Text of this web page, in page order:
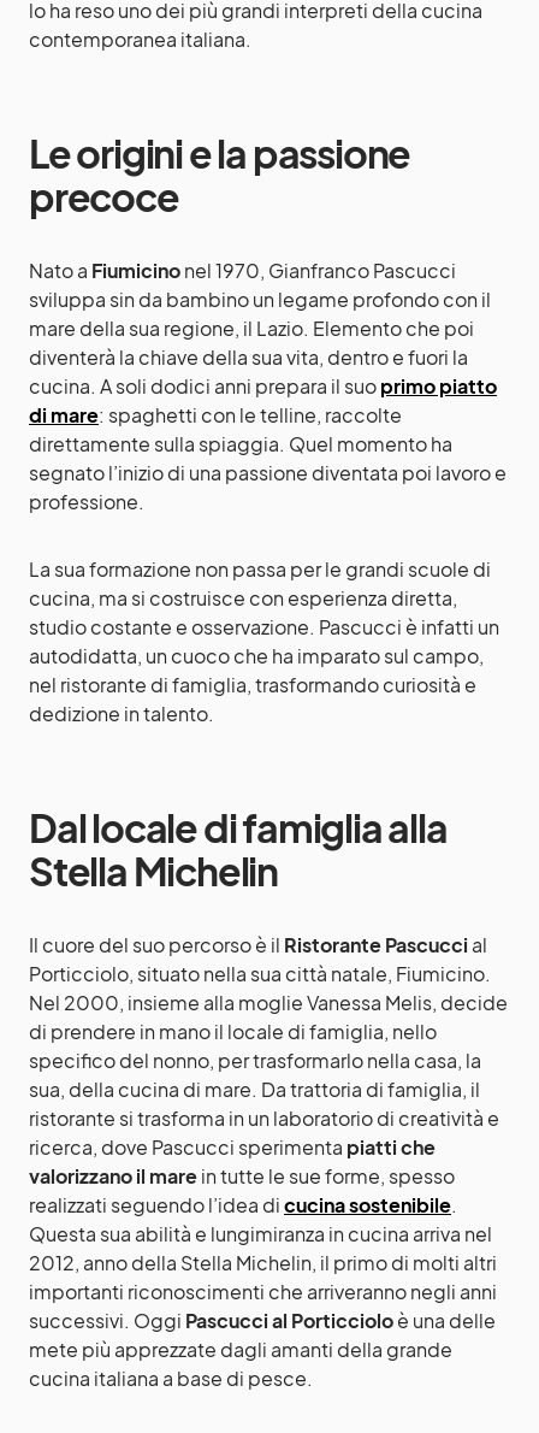
lo ha reso uno dei più grandi interpreti della cucina
contemporanea italiana.
Le origini e la passione
precoce
Nato a Fiumicinonel 1970, Gianfranco Pascucci
sviluppa sin da bambino un legame profondo con il
mare della sua regione, il Lazio. Elemento che poi
diventerà la chiave della sua vita, dentro e fuori la
cucina. A soli dodici anni prepara il suoprimo piatto
di mare: spaghetti con le telline, raccolte
direttamente sulla spiaggia. Quel momento ha
segnato l’inizio di una passione diventata poi lavoro e
professione.
La sua formazione non passa per le grandi scuole di
cucina, ma si costruisce con esperienza diretta,
studio costante e osservazione. Pascucci è infatti un
autodidatta, un cuoco che ha imparato sul campo,
nel ristorante di famiglia, trasformando curiosità e
dedizione in talento.
Dal locale di famiglia alla
Stella Michelin
Il cuore del suo percorso è il Ristorante Pascucci al
Porticciolo, situato nella sua città natale, Fiumicino.
Nel 2000, insieme alla moglie Vanessa Melis, decide
di prendere in mano il locale di famiglia, nello
specifico del nonno, per trasformarlo nella casa, la
sua, della cucina di mare. Da trattoria di famiglia, il
ristorante si trasforma in un laboratorio di creatività e
ricerca, dove Pascucci sperimenta piatti che
valorizzano il marein tutte le sue forme, spesso
realizzati seguendo l’idea dicucina sostenibile.
Questa sua abilità e lungimiranza in cucina arriva nel
2012, anno della Stella Michelin, il primo di molti altri
importanti riconoscimenti che arriveranno negli anni
successivi. Oggi Pascucci al Porticcioloè una delle
mete più apprezzate dagli amanti della grande
cucina italiana a base di pesce.